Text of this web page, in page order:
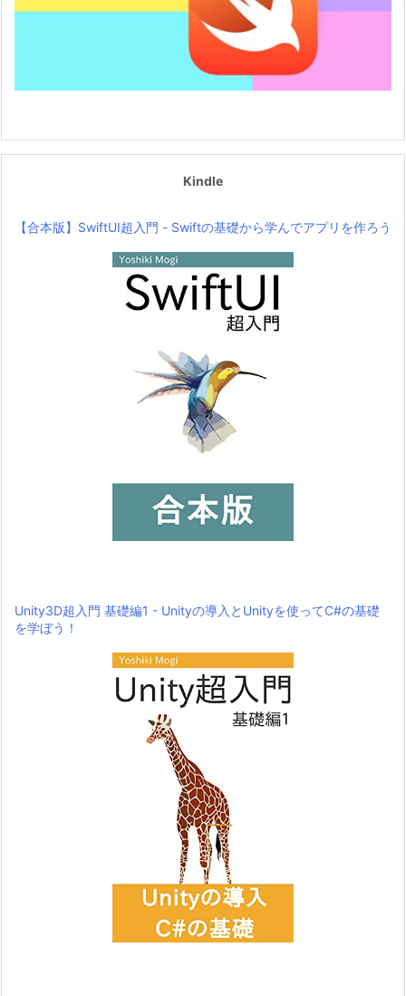
Kindle
【合本版】SwiftUI超入門 - Swiftの基礎から学んでアプリを作ろう
Unity3D超入門 基礎編1 - Unityの導入とUnityを使ってC#の基礎
を学ぼう！